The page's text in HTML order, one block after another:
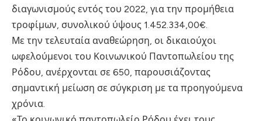
διαγωνισμούς εντός του 2022, για την προμήθεια
τροφίμων, συνολικού ύψους 1.452.334,00€.
Με την τελευταία αναθεώρηση, οι δικαιούχοι
ωφελούμενοι του Κοινωνικού Παντοπωλείου της
Ρόδου, ανέρχονται σε 650, παρουσιάζοντας
σημαντική μείωση σε σύγκριση με τα προηγούμενα
χρόνια.